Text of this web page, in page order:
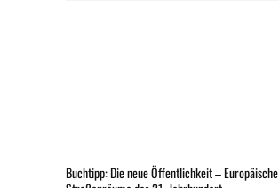
Buchtipp: Die neue Öffentlichkeit – Europäische